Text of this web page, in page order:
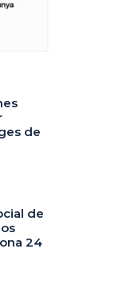
de
de
24